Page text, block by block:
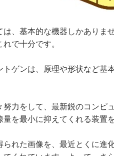
、基本的な機器しかありま
で十分です。
トゲンは、原理や形状など
努力をして、最新鋭のコン
を最小に抑えてくれる装置
られた画像を、最近とくに進